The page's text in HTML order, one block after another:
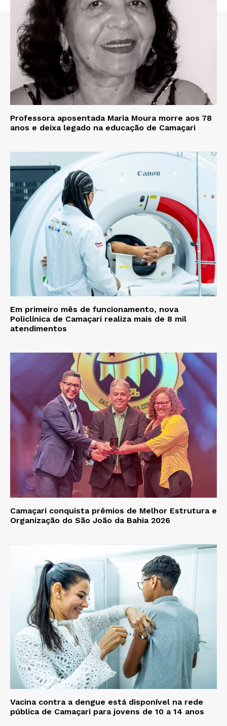
Professora aposentada Maria Moura morre aos 78
anos e deixa legado na educação de Camaçari
Em primeiro mês de funcionamento, nova
Policlínica de Camaçari realiza mais de 8 mil
atendimentos
Camaçari conquista prêmios de Melhor Estrutura e
Organização do São João da Bahia 2026
Vacina contra a dengue está disponível na rede
pública de Camaçari para jovens de 10 a 14 anos